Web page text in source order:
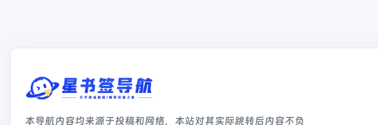
本导航内容均来源于投稿和网络，本站对其实际跳转后内容不负